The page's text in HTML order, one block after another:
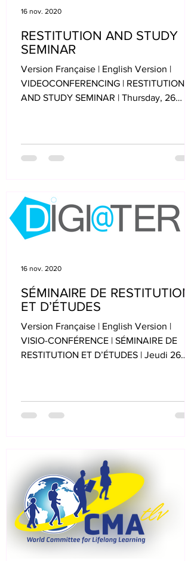
RESTITUTION AND STUDY
SEMINAR
Version Française | English Version |
VIDEOCONFERENCING | RESTITUTION
AND STUDY SEMINAR | Thursday, 26
16 nov. 2020
SÉMINAIRE DE RESTITUTION
ET D’ÉTUDES
Version Française | English Version |
VISIO-CONFÉRENCE | SÉMINAIRE DE
RESTITUTION ET D’ÉTUDES | Jeudi 26
16 nov. 2020